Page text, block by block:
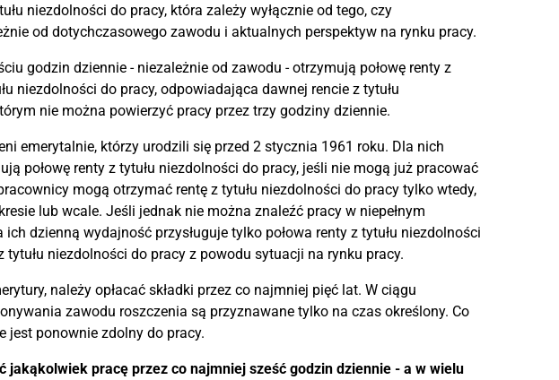
niezdolności do pracy, która zależy wyłącznie od tego, czy
od dotychczasowego zawodu i aktualnych perspektyw na rynku pracy.
godzin dziennie - niezależnie od zawodu - otrzymują połowę renty z
niezdolności do pracy, odpowiadająca dawnej rencie z tytułu
nie można powierzyć pracy przez trzy godziny dziennie.
emerytalnie, którzy urodzili się przed 2 stycznia 1961 roku. Dla nich
połowę renty z tytułu niezdolności do pracy, jeśli nie mogą już pracować
mogą otrzymać rentę z tytułu niezdolności do pracy tylko wtedy,
lub wcale. Jeśli jednak nie można znaleźć pracy w niepełnym
dzienną wydajność przysługuje tylko połowa renty z tytułu niezdolności
tytułu niezdolności do pracy z powodu sytuacji na rynku pracy.
należy opłacać składki przez co najmniej pięć lat. W ciągu
zawodu roszczenia są przyznawane tylko na czas określony. Co
jest ponownie zdolny do pracy.
jakąkolwiek pracę przez co najmniej sześć godzin dziennie - a w wielu